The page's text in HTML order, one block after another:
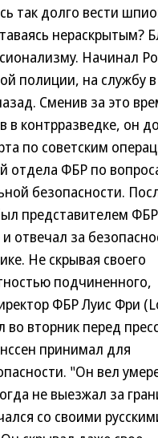
так долго вести
нераскрытым?
Начинал
полиции, на службу
Сменив за это
в контрразведке, он
по советским
отдела ФБР по
безопасности.
представителем
отвечал за
Не скрывая своего
подчиненного,
ФБР Луис Фри
во вторник перед
принимал для
"Он вел
не выезжал за
со своими